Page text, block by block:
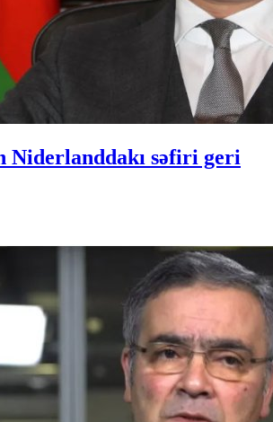
Niderlanddakı səfiri geri